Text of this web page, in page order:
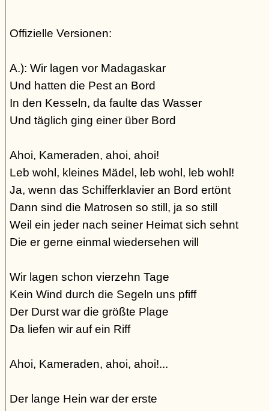
Offizielle Versionen:
A.): Wir lagen vor Madagaskar
Und hatten die Pest an Bord
In den Kesseln, da faulte das Wasser
Und täglich ging einer über Bord
Ahoi, Kameraden, ahoi, ahoi!
Leb wohl, kleines Mädel, leb wohl, leb wohl!
Ja, wenn das Schifferklavier an Bord ertönt
Dann sind die Matrosen so still, ja so still
Weil ein jeder nach seiner Heimat sich sehnt
Die er gerne einmal wiedersehen will
Wir lagen schon vierzehn Tage
Kein Wind durch die Segeln uns pfiff
Der Durst war die größte Plage
Da liefen wir auf ein Riff
Ahoi, Kameraden, ahoi, ahoi!...
Der lange Hein war der erste